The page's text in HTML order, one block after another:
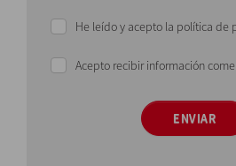
He leído y acepto la política de
Acepto recibir información
ENVIAR